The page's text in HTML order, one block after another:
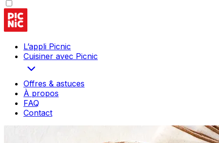
L’appli Picnic
Cuisiner avec Picnic
Offres & astuces
À propos
FAQ
Contact